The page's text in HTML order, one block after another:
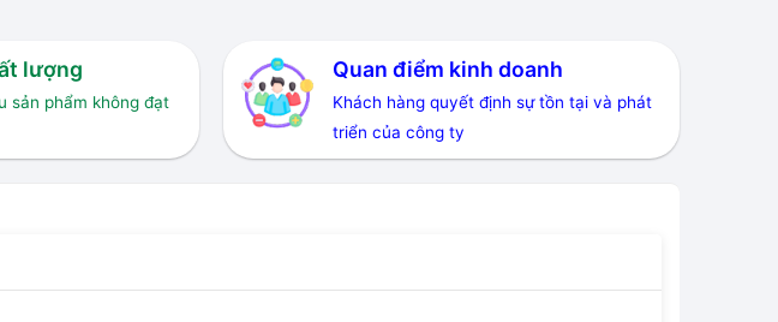
lượng
sản phẩm không đạt
Quan điểm kinh doanh
Khách hàng quyết định sự tồn tại và phát
triển của công ty